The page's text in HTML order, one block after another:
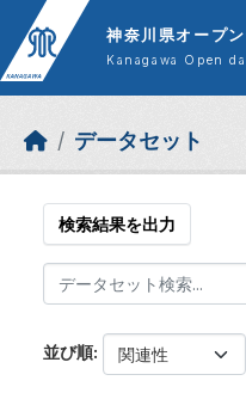
Skip to main content
神奈川県オープ
Kanagawa Open
データセット
検索結果を出力
並び順